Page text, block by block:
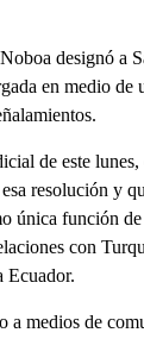
designó a
en medio de
de este
resolución y
única función
con
Ecuador.
a medios de